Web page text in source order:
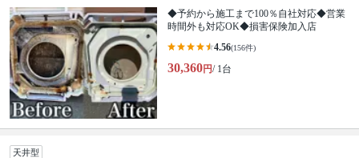
◆予約から施工まで100％自社対応◆営業
時間外も対応OK◆損害保険加入店
4.56(156件)
30,360円/ 1台
天井型